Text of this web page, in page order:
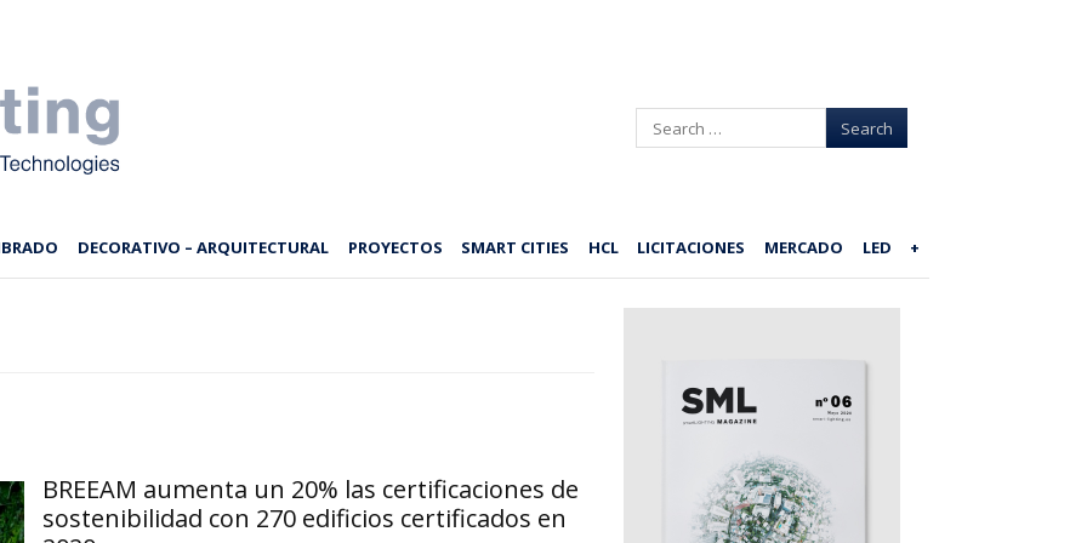
Search
DECORATIVO – ARQUITECTURAL PROYECTOS SMART CITIES HCL LICITACIONES MERCADO LED +
BREEAM aumenta un 20% las certificaciones de
sostenibilidad con 270 edificios certificados en